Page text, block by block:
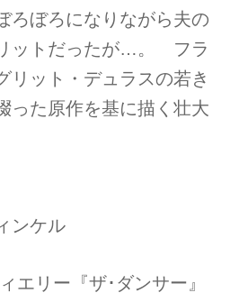
ろぼろになりながら夫の
ットだったが…。 フラ
リット・デュラスの若き
った原作を基に描く壮大
ンケル
エリー『ザ･ダンサー』